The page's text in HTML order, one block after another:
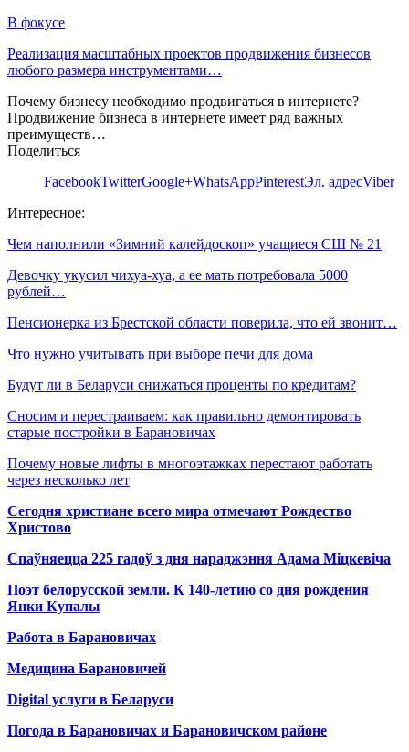
В фокусе
Реализация масштабных проектов продвижения бизнесов
любого размера инструментами…
Почему бизнесу необходимо продвигаться в интернете?
Продвижение бизнеса в интернете имеет ряд важных
преимуществ…
Поделиться
FacebookTwitterGoogle+WhatsAppPinterestЭл. адресViber
Интересное:
Чем наполнили «Зимний калейдоскоп» учащиеся СШ № 21
Девочку укусил чихуа-хуа, а ее мать потребовала 5000
рублей…
Пенсионерка из Брестской области поверила, что ей звонит…
Что нужно учитывать при выборе печи для дома
Будут ли в Беларуси снижаться проценты по кредитам?
Сносим и перестраиваем: как правильно демонтировать
старые постройки в Барановичах
Почему новые лифты в многоэтажках перестают работать
через несколько лет
Сегодня христиане всего мира отмечают Рождество
Христово
Спаўняецца 225 гадоў з дня нараджэння Адама Міцкевіча
Поэт белорусской земли. К 140-летию со дня рождения
Янки Купалы
Работа в Барановичах
Медицина Барановичей
Digital услуги в Беларуси
Погода в Барановичах и Барановичском районе